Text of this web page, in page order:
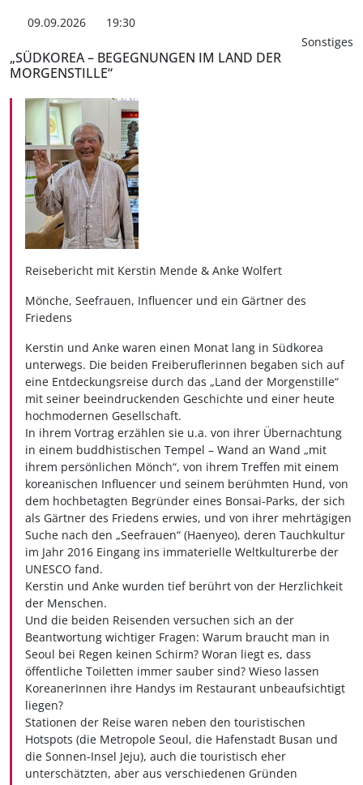
09.09.2026
19:30
Sonstiges
„SÜDKOREA – BEGEGNUNGEN IM LAND DER
MORGENSTILLE“
Reisebericht mit Kerstin Mende & Anke Wolfert
Mönche, Seefrauen, Influencer und ein Gärtner des
Friedens
Kerstin und Anke waren einen Monat lang in Südkorea
unterwegs. Die beiden Freiberuflerinnen begaben sich auf
eine Entdeckungsreise durch das „Land der Morgenstille“
mit seiner beeindruckenden Geschichte und einer heute
hochmodernen Gesellschaft.
In ihrem Vortrag erzählen sie u.a. von ihrer Übernachtung
in einem buddhistischen Tempel – Wand an Wand „mit
ihrem persönlichen Mönch“, von ihrem Treffen mit einem
koreanischen Influencer und seinem berühmten Hund, von
dem hochbetagten Begründer eines Bonsai-Parks, der sich
als Gärtner des Friedens erwies, und von ihrer mehrtägigen
Suche nach den „Seefrauen“ (Haenyeo), deren Tauchkultur
im Jahr 2016 Eingang ins immaterielle Weltkulturerbe der
UNESCO fand.
Kerstin und Anke wurden tief berührt von der Herzlichkeit
der Menschen.
Und die beiden Reisenden versuchen sich an der
Beantwortung wichtiger Fragen: Warum braucht man in
Seoul bei Regen keinen Schirm? Woran liegt es, dass
öffentliche Toiletten immer sauber sind? Wieso lassen
KoreanerInnen ihre Handys im Restaurant unbeaufsichtigt
liegen?
Stationen der Reise waren neben den touristischen
Hotspots (die Metropole Seoul, die Hafenstadt Busan und
die Sonnen-Insel Jeju), auch die touristisch eher
unterschätzten, aber aus verschiedenen Gründen